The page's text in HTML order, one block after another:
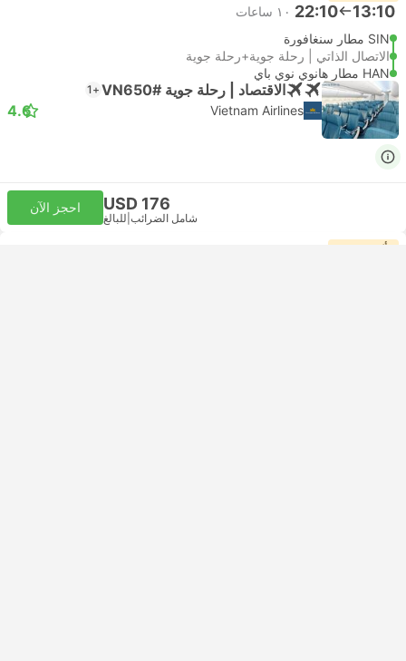
13:10
22:10 ١٠ ساعات
SIN مطار سنغافورة
الاتصال الذاتي | رحلة جوية+رحلة جوية
HAN مطار هانوي نوي باي
الاقتصاد | رحلة جوية #VN650 +1
Vietnam Airlines
4.6
USD 176
شامل الضرائب للبالغ
احجز الآن
تأكيد فوري